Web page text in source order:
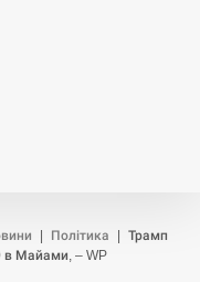
Політика
Трамп
в Майами, – WP